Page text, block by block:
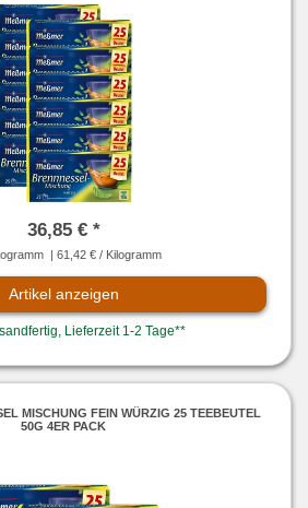
36,85 € *
| 61,42 € / Kilogramm
Artikel anzeigen
Lieferzeit 1-2 Tage**
MISCHUNG FEIN WÜRZIG 25 TEEBEUTEL 5
0G 4ER PACK